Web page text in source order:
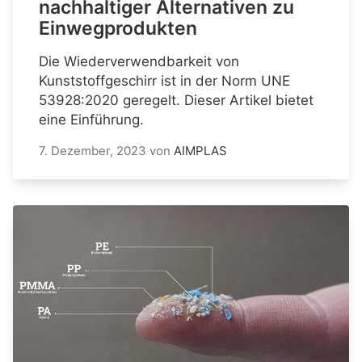
nachhaltiger Alternativen zu
Einwegprodukten
Die Wiederverwendbarkeit von
Kunststoffgeschirr ist in der Norm UNE
53928:2020 geregelt. Dieser Artikel bietet
eine Einführung.
7. Dezember, 2023 von AIMPLAS